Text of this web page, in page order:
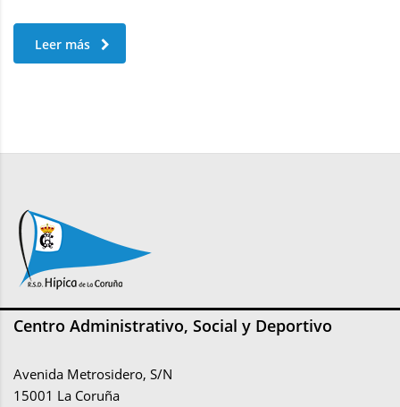
Leer más
Centro Administrativo, Social y Deportivo
Avenida Metrosidero, S/N
15001 La Coruña